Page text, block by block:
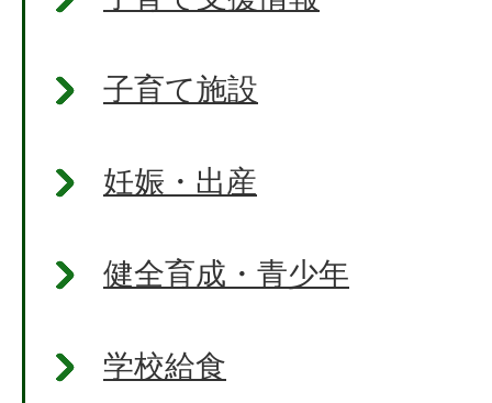
子育て施設
妊娠・出産
健全育成・青少年
学校給食